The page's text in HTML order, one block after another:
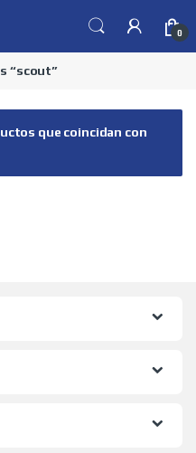
0
“scout”
que coincidan con